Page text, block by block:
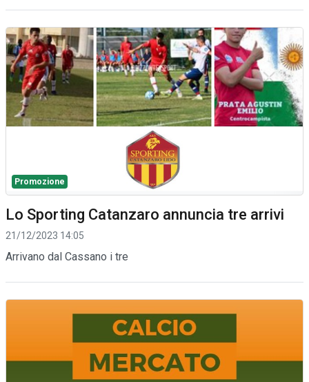
Promozione
Lo Sporting Catanzaro annuncia tre arrivi
21/12/2023 14:05
Arrivano dal Cassano i tre